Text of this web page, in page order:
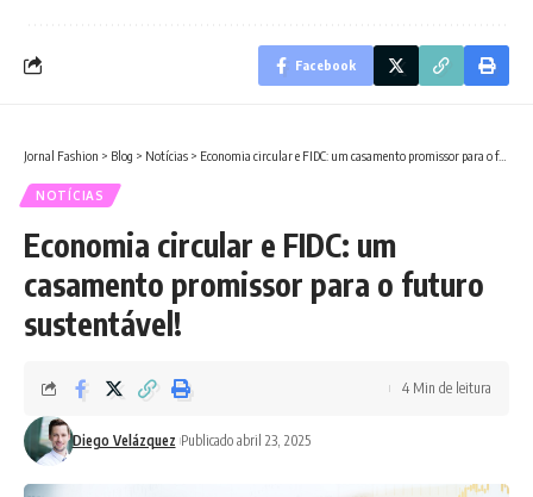
Facebook
Jornal Fashion > Blog > Notícias > Economia circular e FIDC: um casamento promissor para o futuro sustentável!
NOTÍCIAS
Economia circular e FIDC: um
casamento promissor para o futuro
sustentável!
Diego Velázquez Publicado abril 23, 2025
4 Min de leitura